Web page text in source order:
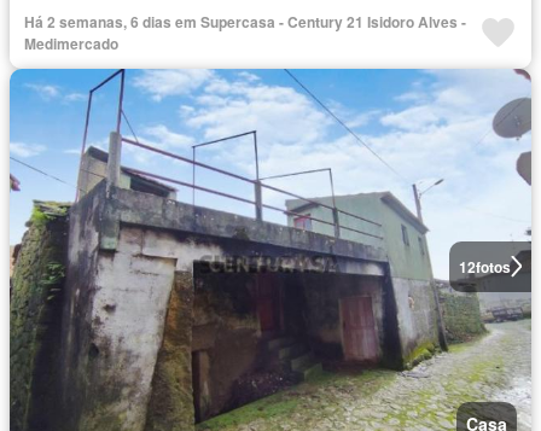
Há 2 semanas, 6 dias em Supercasa - Century 21 Isidoro Alves -
Medimercado
12fotos
Casa